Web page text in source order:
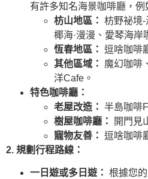
有許多知名海景咖啡廳，例
枋山地區： 枋野祕境
椰海·漫漫、愛琴海岸
恆春地區： 逗啥咖啡
其他區域：
魔幻咖啡
洋Cafe。
特色咖啡廳：
老屋改造： 半島咖啡
樹屋咖啡廳：
開門見
寵物友善： 逗啥咖啡
2. 規劃行程路線：
一日遊或多日遊： 根據您